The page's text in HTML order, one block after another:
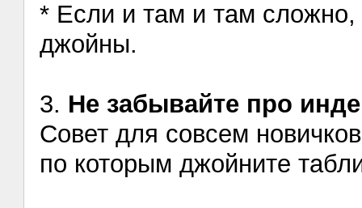
* Если и там и там сложно,
джойны.
3. Не забывайте про
Совет для совсем
по которым джойните